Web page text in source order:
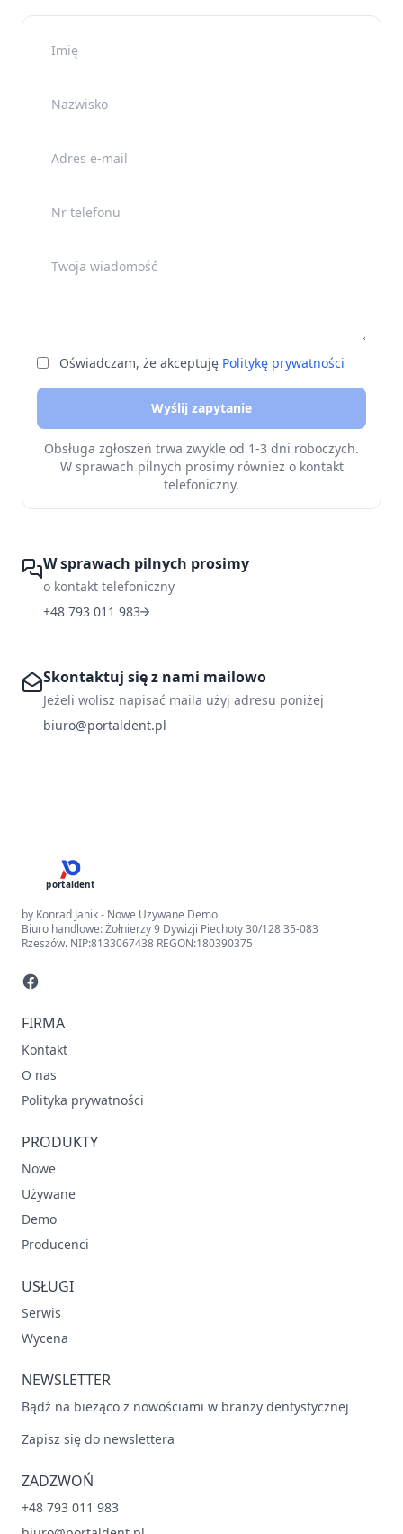
Nazwisko
Adres e-mail
Nr telefonu
Twoja wiadomość
Oświadczam, że akceptuję Politykę prywatności
Wyślij zapytanie
Obsługa zgłoszeń trwa zwykle od 1-3 dni roboczych.
W sprawach pilnych prosimy również o kontakt
telefoniczny.
W sprawach pilnych prosimy
o kontakt telefoniczny
+48 793 011 983
Skontaktuj się z nami mailowo
Jeżeli wolisz napisać maila użyj adresu poniżej
biuro@portaldent.pl
portaldent
by Konrad Janik - Nowe Uzywane Demo
Biuro handlowe: Żołnierzy 9 Dywizji Piechoty 30/128 35-083
Rzeszów. NIP:8133067438 REGON:180390375
FIRMA
Kontakt
O nas
Polityka prywatności
PRODUKTY
Nowe
Używane
Demo
Producenci
USŁUGI
Serwis
Wycena
NEWSLETTER
Bądź na bieżąco z nowościami w branży dentystycznej
Zapisz się do newslettera
ZADZWOŃ
+48 793 011 983